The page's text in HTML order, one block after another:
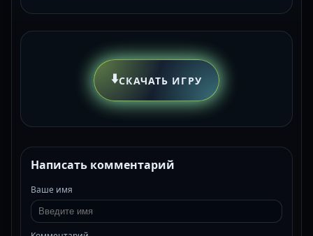
⬇️СКАЧАТЬ ИГРУ
Написать комментарий
Ваше имя